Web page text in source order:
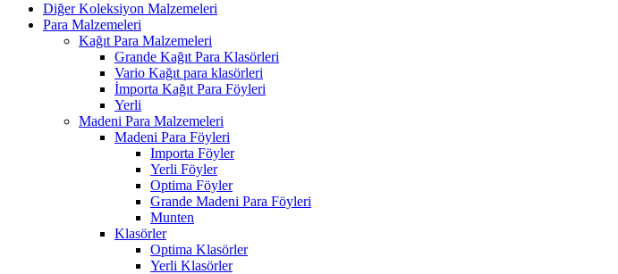
Diğer Koleksiyon Malzemeleri
Para Malzemeleri
Kağıt Para Malzemeleri
Grande Kağıt Para Klasörleri
Vario Kağıt para klasörleri
İmporta Kağıt Para Föyleri
Yerli
Madeni Para Malzemeleri
Madeni Para Föyleri
Importa Föyler
Yerli Föyler
Optima Föyler
Grande Madeni Para Föyleri
Munten
Klasörler
Optima Klasörler
Yerli Klasörler